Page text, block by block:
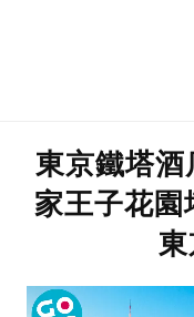
東京鐵塔酒
家王子花園